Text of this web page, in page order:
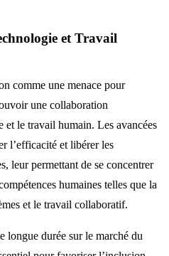
et Travail
comme une menace pour
une collaboration
et le travail humain. Les avancées
l’efficacité et libérer les
leur permettant de se concentrer
humaines telles que la
et le travail collaboratif.
longue durée sur le marché du